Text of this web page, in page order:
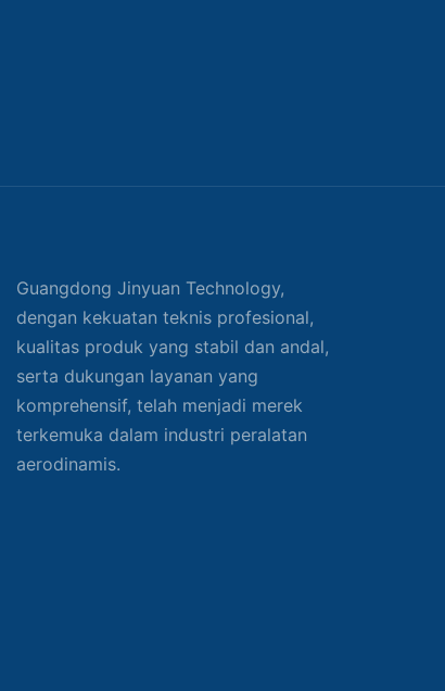
Guangdong Jinyuan Technology,
dengan kekuatan teknis profesional,
kualitas produk yang stabil dan andal,
serta dukungan layanan yang
komprehensif, telah menjadi merek
terkemuka dalam industri peralatan
aerodinamis.